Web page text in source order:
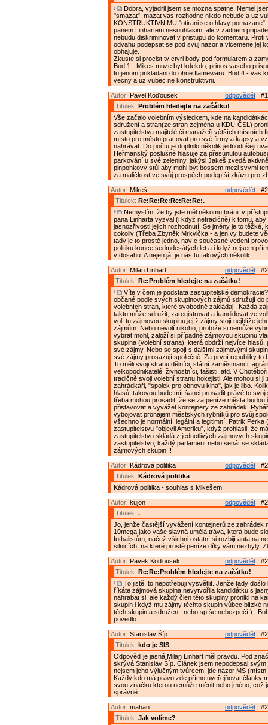
Dobra, vyjadril jsem se mozna spatne. Nemel
"smazat", mazat vas rozhodne nikdo nebude a uz
KONSTRUKTIVNIMU "otirani se o hlavy
panem Linhartem nesouhlasim, ale v zadnem
nebudu diskriminovat v pristupu do komentaru. Proti
odvahu podepsat se pod svuj nazor a vicemene jej
obhajuje.
Zkuste si procist ty ctyri body pod formularem a
Bod 1 - Mikes muze byt kdekdo, prinos vaseho
to jenom prikladani do ohne flamewaru. Bod 4 - vas
vecny a uz vubec ne konstruktivni.
odpovědět |
Autor: Pavel Koďousek
Titulek: Problém hledejte na začátku!
Vše začalo volebním výsledkem, kde na
sdružení a stran(ze stran zejména u KDU-ČSL)
zastupitelstva majitelé či manažeři větších místních
místo pro město pracovat pro své firmy a kapsy a
nahrávat. Do počtu je doplnilo několik jednodušeji
Heřmanský poslušně hlasuje za přesunutou
parkování u své zeleniny, jakýsi Jakeš zvedá
pinponkový stůl aby mohl být bossem mezi svými
za maličkost ve svůj prospěch podepíší zkázu pro
odpovědět |
Autor: Mikeš
Titulek: Re:Re:Re:Re:Re:Re:.
Nemyslím, že by jste měl někomu bránit v
pana Linharta vyzval (i když netradičně) k tomu, aby
jasnozřivosti jejich rozhodnutí. Se jmény je to těžké,
cokoliv (Třeba Zbyněk Mrkvička - a jen vy budete
tady je to prostě jedno, navíc současné vedení
politiku konce sedmdesátých let a i když nejsem
v dosahu. A nejen já, je nás tu takových několik.
odpovědět |
Autor: Milan Linhart
Titulek: Re:Problém hledejte na začátku!
Víte v čem je podstata zastupitelské
občané podle svých skupinových zájmů sdružují do
volebních stran, které svobodně zakládají. Každá
takto může sdružit, zaregistrovat a kandidovat ve
volí tu zájmovou skupinu,jejíž zájmy stojí nejblíže
zájmům. Nebo nevolí nikoho, protože si nemůže
vybrat mohl, založí si případně zájmovou skupinu
skupina (volební strana), která obdrží nejvíce hlasů,
své zájmy. Nebo se spojí s dalšími zájmovými
své zájmy prosazují společně. Za první republiky to
To měli svoji stranu dělníci, státní zaměstnanci,
velkopodnikatelé, živnostníci, fašisti, atd. V
tradičně svoji volební stranu hokejisti. Ale mohou si ji
zahrádkáři, "spolek pro obnovu kina", jak je libo.
hlasů, takovou bude mít šanci prosadit právě to
třeba mohou prosadit, že se za peníze města budou
přistavovat a vyvážet kontejnery ze zahrádek.
vybojovat pronájem městských rybníků pro svůj
všechno je normální, legální a legitimní. Patrik Perka
zastupitelstvu "objevil Ameriku", když prohlásil, že
zastupitelstvo skládá z jednotlivých zájmových
zastupitelstvo, každý parlament nebo senát se
zájmových skupin!!!
odpovědět |
Autor: Kádrová politika
Titulek: Kádrová politika
Kádrová politika - souhlas s Mikešem.
odpovědět |
Autor: kujon
Titulek: .
Jo, jenže častější vyvážení kontejnerů ze zahrádek
10mega jako vaše slavná umělá tráva, která bude
fotbalistům, načež všichni ostatní si rozbijí auta na
silnicích, na které prostě peníze díky vám nezbyly.
odpovědět |
Autor: Pavek Koďousek
Titulek: Re:Re:Problém hledejte na začátku!
To jistě, to nepotřebuji vysvětlit. Jenže tady
říkáte zájmová skupina nevytvořila kandidátku s
nahrabat si, ale každý člen této skupiny pronikl na
skupin i když mu zájmy těchto skupin vůbec blízké
těch skupin a sdružení, nebo spíše nebezpečí ) .
povedlo.
odpovědět |
Autor: Stanislav Šíp
Titulek: kdo je SIS
Odpověď je jasná Milan Linhart měl pravdu. Pod
skrývá Stanislav Šíp. Článek jsem nepodepsal svým
nejsem jeho výlučným tvůrcem, jde názor MS
Každý kdo má právo zde přímo uveřejňovat články
svou značku kterou nemůže měnit nebo jméno, což
správné.
odpovědět |
Autor: mahan
Titulek: Jak volíme?